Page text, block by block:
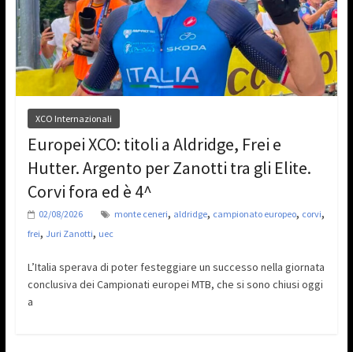
XCO Internazionali
Europei XCO: titoli a Aldridge, Frei e
Hutter. Argento per Zanotti tra gli Elite.
Corvi fora ed è 4^
02/08/2026 monte ceneri, aldridge, campionato europeo, corvi,
frei, Juri Zanotti, uec
L’Italia sperava di poter festeggiare un successo nella giornata
conclusiva dei Campionati europei MTB, che si sono chiusi oggi
a